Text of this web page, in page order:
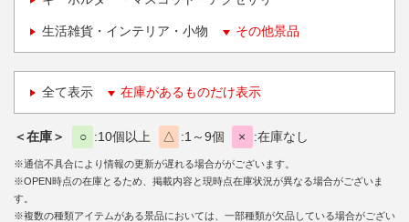
生活雑貨・インテリア・小物 その他景品
全て表示 在庫があるものだけ表示
＜在庫＞ ○ 10個以上 △ 1～9個 × 在庫なし
※通信不具合により情報の更新が遅れる場合ががございます。
※OPEN時点の在庫とるため、掲載内容と現時点在庫状況が異なる場合がございま
す。
※複数の種類アイテムがある景品においては、一部種類が欠品している場合がござい